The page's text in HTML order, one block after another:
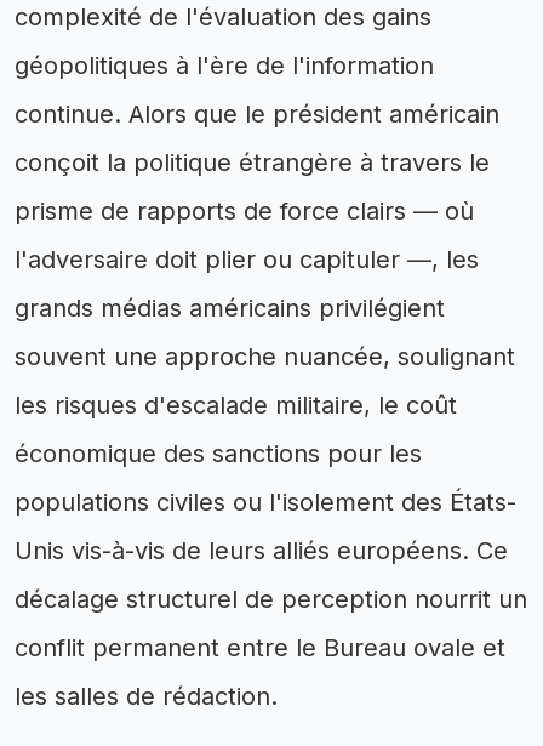
complexité de l'évaluation des gains
géopolitiques à l'ère de l'information
continue. Alors que le président américain
conçoit la politique étrangère à travers le
prisme de rapports de force clairs — où
l'adversaire doit plier ou capituler —, les
grands médias américains privilégient
souvent une approche nuancée, soulignant
les risques d'escalade militaire, le coût
économique des sanctions pour les
populations civiles ou l'isolement des États-
Unis vis-à-vis de leurs alliés européens. Ce
décalage structurel de perception nourrit un
conflit permanent entre le Bureau ovale et
les salles de rédaction.